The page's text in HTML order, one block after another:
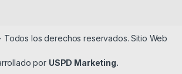
Todos los derechos reservados. Sitio Web
por USPD Marketing.